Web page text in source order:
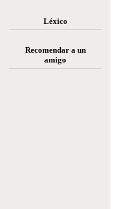
Léxico
Recomendar a un
amigo